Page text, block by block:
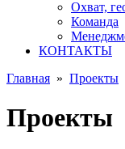
Охват,
Команда
КОНТАКТЫ
Главная » Проекты
Проекты